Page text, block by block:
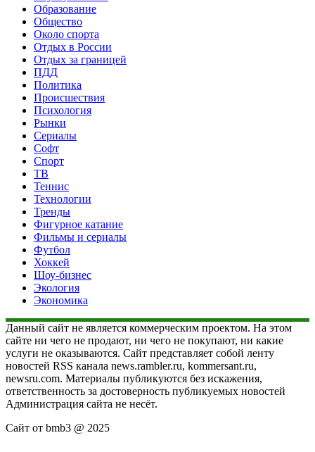
Образование
Общество
Около спорта
Отдых в России
Отдых за границей
ПДД
Политика
Происшествия
Психология
Рынки
Сериалы
Софт
Спорт
ТВ
Теннис
Технологии
Тренды
Фигурное катание
Фильмы и сериалы
Футбол
Хоккей
Шоу-бизнес
Экология
Экономика
Данный сайт не является коммерческим проектом. На этом
сайте ни чего не продают, ни чего не покупают, ни какие
услуги не оказываются. Сайт представляет собой ленту
новостей RSS канала news.rambler.ru, kommersant.ru,
newsru.com. Материалы публикуются без искажения,
ответственность за достоверность публикуемых новостей
Администрация сайта не несёт.
Сайт от bmb3 @ 2025